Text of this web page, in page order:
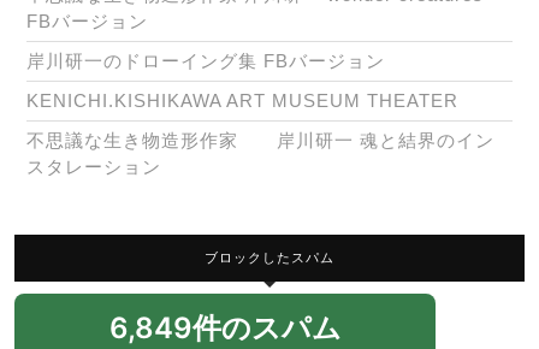
FBバージョン
岸川研一のドローイング集 FBバージョン
KENICHI.KISHIKAWA ART MUSEUM THEATER
不思議な生き物造形作家 岸川研一 魂と結界のイン
スタレーション
ブロックしたスパム
6,849件のスパム